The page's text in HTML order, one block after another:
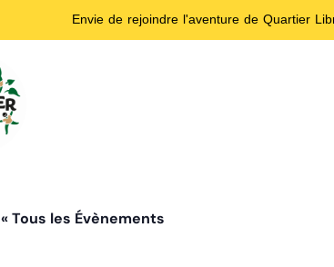
Envie de rejoindre l'aventure de Quartier
« Tous les Évènements